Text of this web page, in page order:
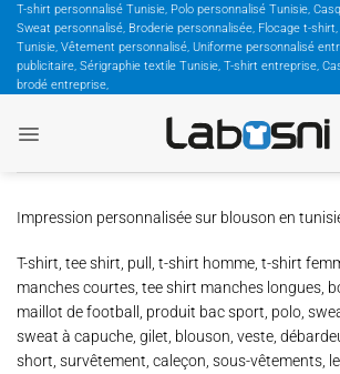
Passer
contenu
T-shirt personnalisé Tunisie, Polo personnalisé Tunisie,
Sweat personnalisé, Broderie personnalisée, Flocage t-
Tunisie, Vêtement personnalisé, Uniforme personnalisé
publicitaire, Sérigraphie textile Tunisie, T-shirt entreprise,
brodé entreprise,
Impression personnalisée sur blouson en
T-shirt, tee shirt, pull, t-shirt homme, t-shirt
manches courtes, tee shirt manches longues,
maillot de football, produit bac sport, polo,
sweat à capuche, gilet, blouson, veste,
short, survêtement, caleçon, sous-vêtements,